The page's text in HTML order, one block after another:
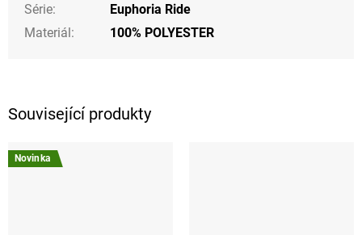
Související produkty
Novinka
Série:
Euphoria Ride
Materiál: 100% POLYESTER